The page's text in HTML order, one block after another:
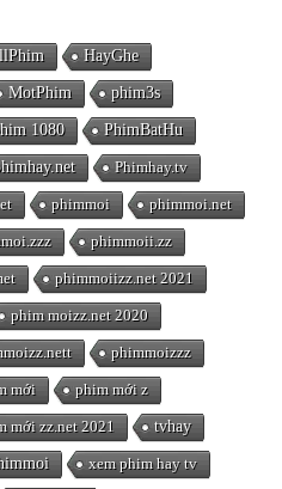
HayGhe
MotPhim phim3s
1080 PhimBatHu
Phimhay.tv
phimmoi phimmoi.net
phimmoii.zz
phimmoiizz.net 2021
phim moizz.net 2020
phimmoizzz
mới phim mới z
mới zz.net 2021 tvhay
xem phim hay tv